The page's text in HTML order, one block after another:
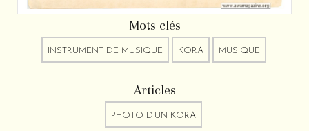
Mots clés
INSTRUMENT DE MUSIQUE KORA MUSIQUE
Articles
PHOTO D'UN KORA